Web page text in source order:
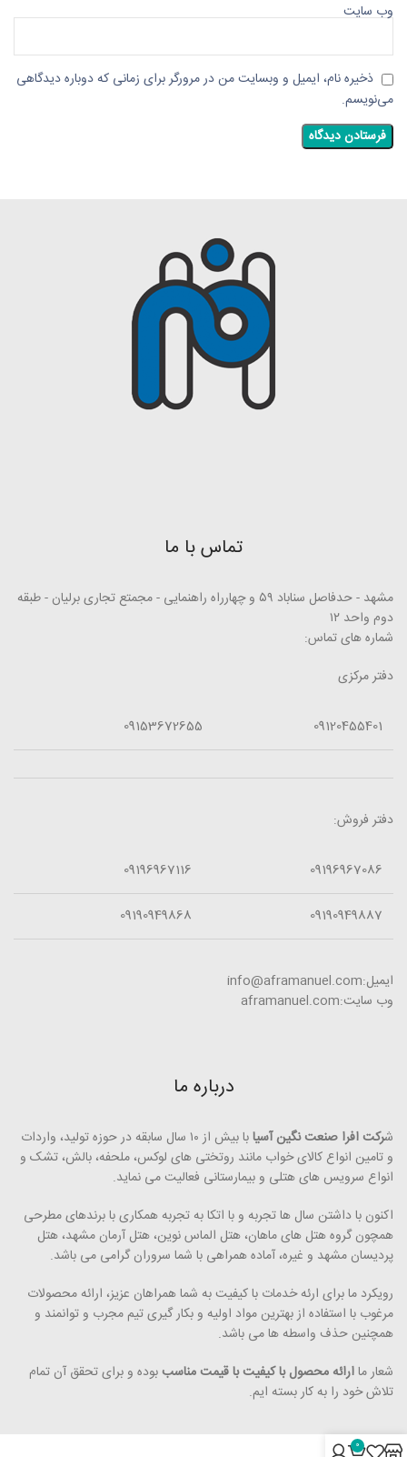
وب‌ سایت
ذخیره نام، ایمیل و وبسایت من در مرورگر برای زمانی که دوباره دیدگاهی
می‌نویسم.
تماس با ما
مشهد - حدفاصل سناباد ۵۹ و چهارراه راهنمایی - مجمتع تجاری برلیان - طبقه
دوم واحد ۱۲
شماره های تماس:
دفتر مرکزی
09120455401
09153672655
دفتر فروش:
09196967086
09196967116
09190949887
09190949868
ایمیل:info@aframanuel.com
وب سایت:aframanuel.com
درباره ما
شرکت افرا صنعت نگین آسیا
با بیش از ۱۰ سال سابقه در حوزه تولید، واردات
و تامین انواع کالای خواب مانند روتختی­ های لوکس، ملحفه، بالش، تشک و
انواع سرویس های هتلی و بیمارستانی فعالیت می ­نماید.
اکنون با داشتن سال ها تجربه و با اتکا به تجربه همکاری با برندهای مطرحی
همچون گروه هتل­ های ماهان، هتل الماس نوین، هتل آرمان مشهد، هتل
پردیسان مشهد و غیره، آماده همراهی با شما سروران گرامی می ­باشد.
رویکرد ما برای ارئه خدمات با کیفیت به شما همراهان عزیز، ارائه محصولات
مرغوب با استفاده از بهترین مواد اولیه و بکار گیری تیم مجرب و توانمند و
همچنین حذف واسطه ­ها می ­­باشد.
شعار ماارائه محصول با کیفیت با قیمت مناسببوده و برای تحقق آن تمام
تلاش خود را به کار بسته ­ایم.
0